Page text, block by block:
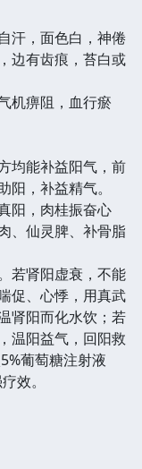
汗，面色白，神倦
边有齿痕，苔白或
机痹阻，血行瘀
均能补益阳气，前
，补益精气。
阳，肉桂振奋心
、仙灵脾、补骨脂
若肾阳虚衰，不能
促、心悸，用真武
肾阳而化水饮；若
温阳益气，回阳救
葡萄糖注射液
效。